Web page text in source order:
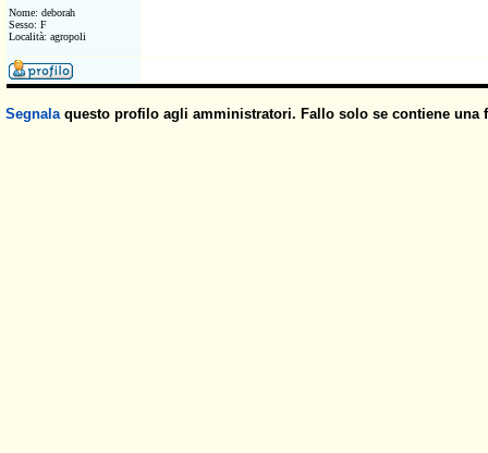
Nome: deborah
Sesso: F
Località: agropoli
Segnalaquesto profilo agli amministratori. Fallo solo se contiene una